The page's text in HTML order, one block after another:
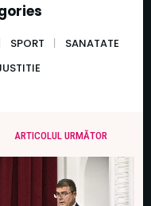
SPORT
SANATATE
ARTICOLUL URMĂTOR